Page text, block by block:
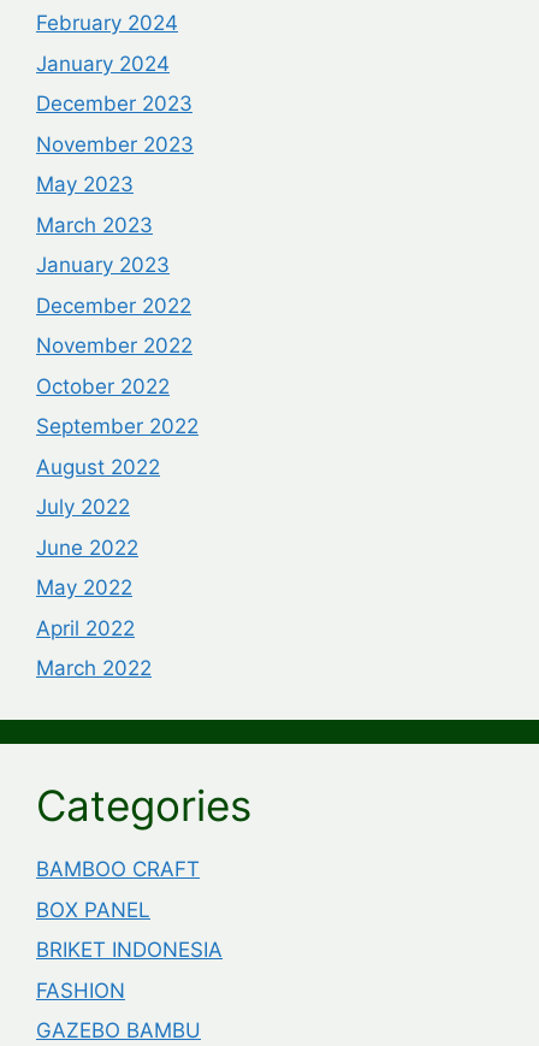
February 2024
January 2024
December 2023
November 2023
May 2023
March 2023
January 2023
December 2022
November 2022
October 2022
September 2022
August 2022
July 2022
June 2022
May 2022
April 2022
March 2022
Categories
BAMBOO CRAFT
BOX PANEL
BRIKET INDONESIA
FASHION
GAZEBO BAMBU